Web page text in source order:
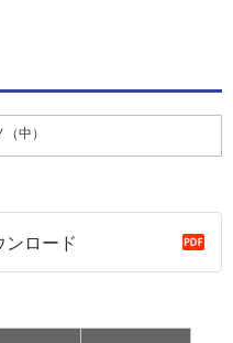
中）
ンロード